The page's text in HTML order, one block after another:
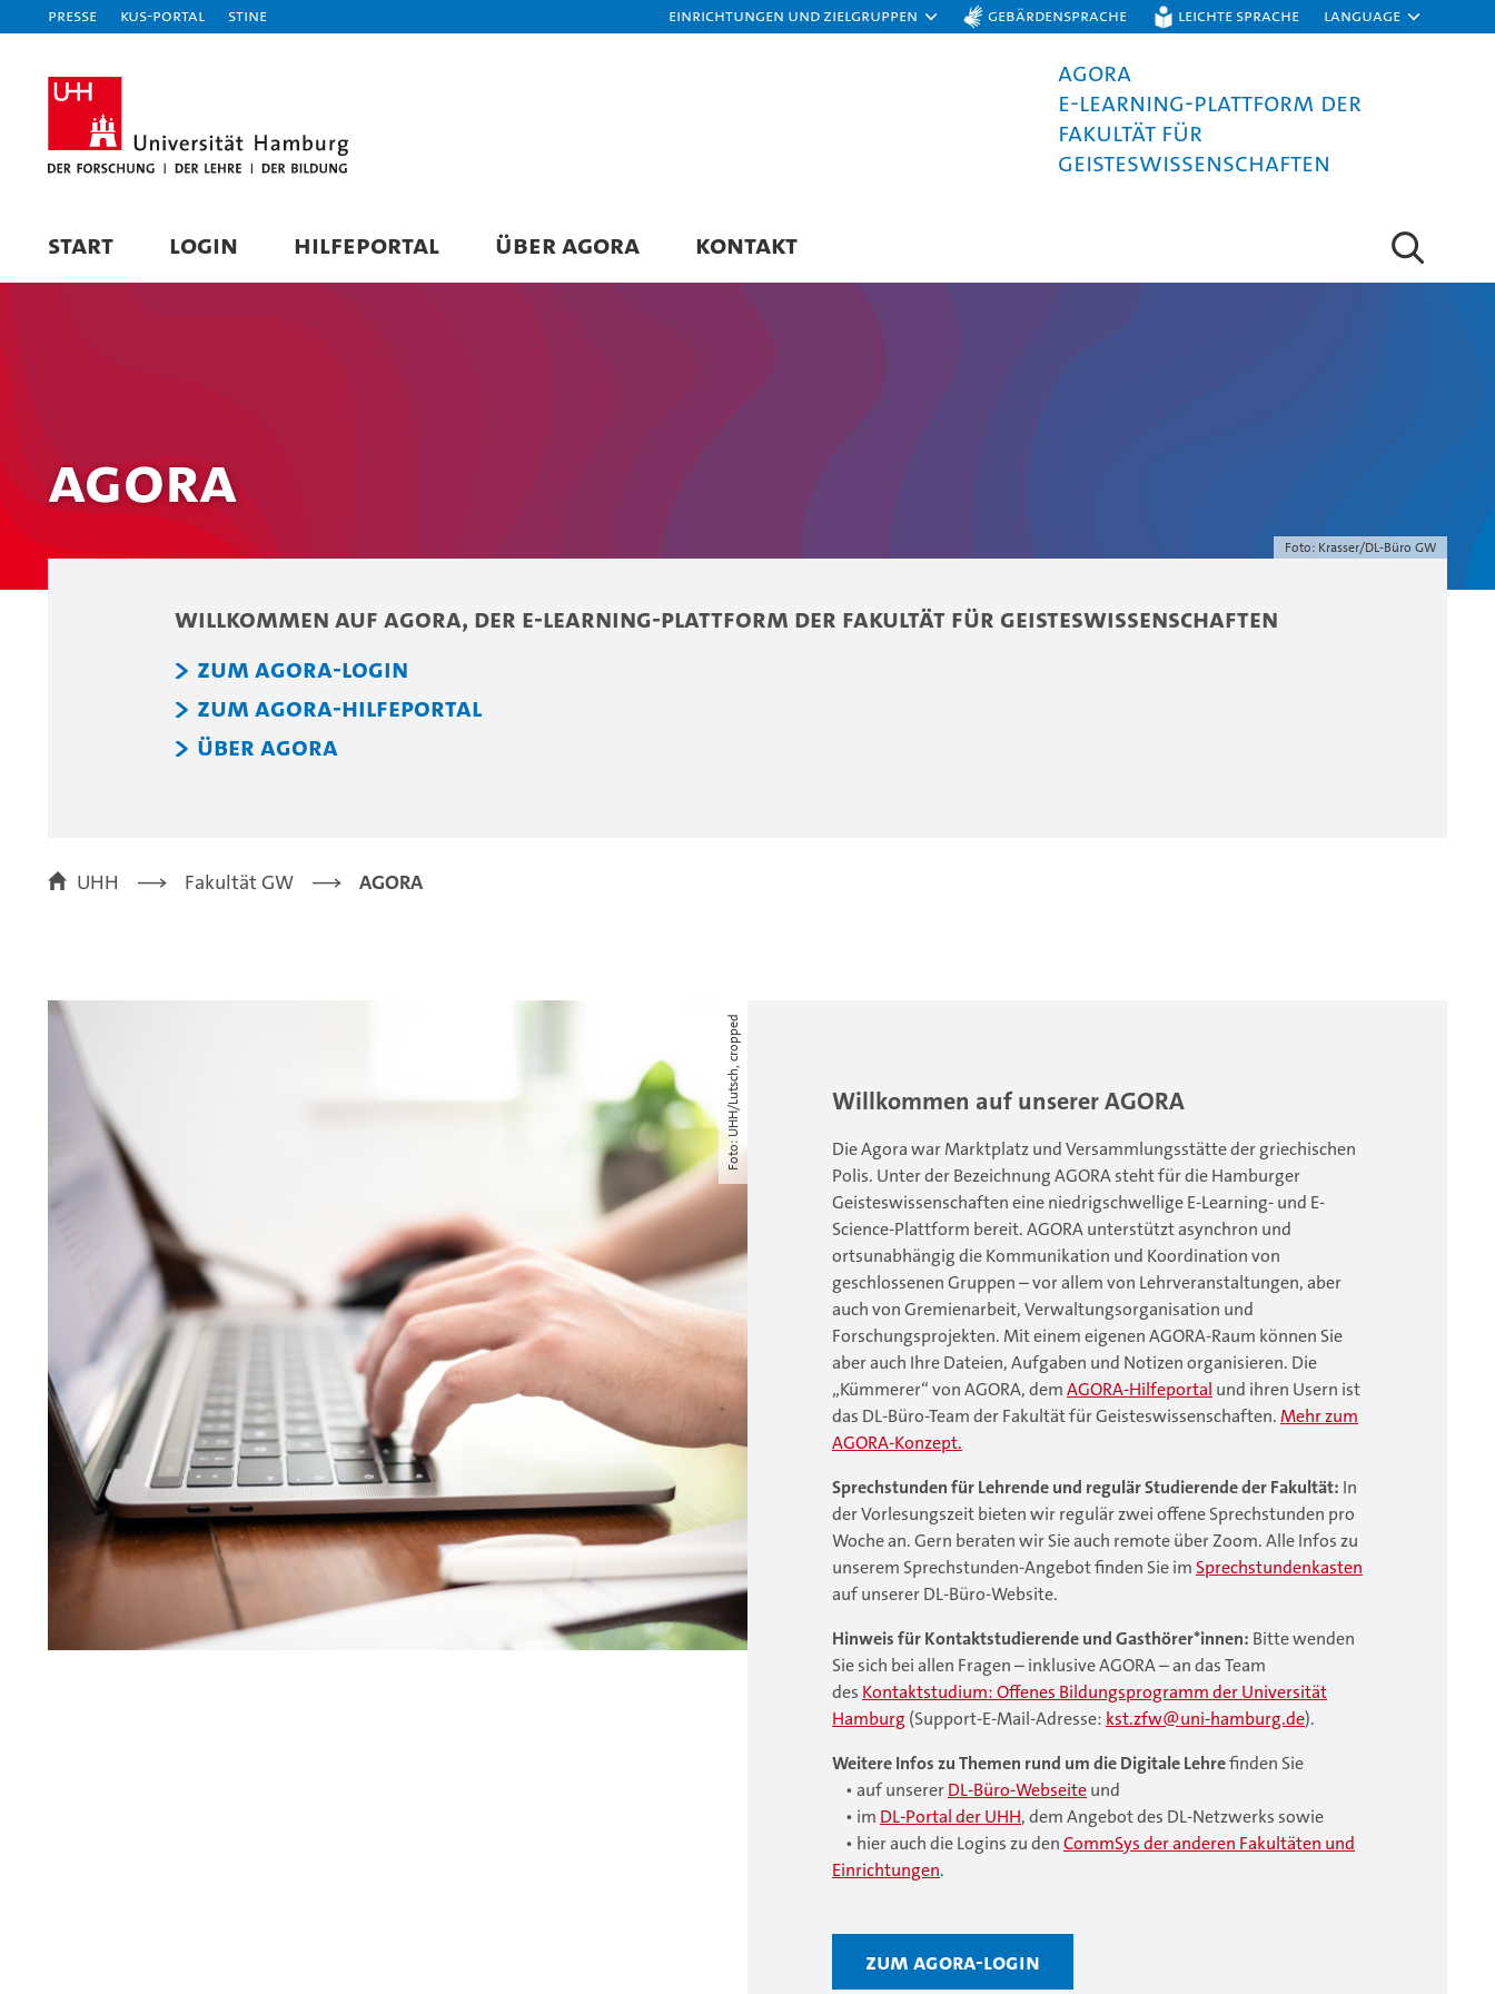
Presse KUS-Portal STiNE Einrichtungen und Zielgruppen Gebärdensprache Leichte Sprache Language
AGORA
E-Learning-Plattform der
Fakultät für
Geisteswissenschaften
START LOGIN HILFEPORTAL ÜBER AGORA KONTAKT
Foto: Krasser/DL-Büro GW
AGORA
Willkommen auf AGORA, der E-Learning-Plattform der Fakultät für Geisteswissenschaften
Zum AGORA-Login
Zum AGORA-Hilfeportal
Über AGORA
UHH Fakultät GW AGORA
Foto: UHH/Lutsch, cropped Willkommen auf unserer AGORA
Die Agora war Marktplatz und Versammlungsstätte der griechischen
Polis. Unter der Bezeichnung AGORA steht für die Hamburger
Geisteswissenschaften eine niedrigschwellige E-Learning- und E-
Science-Plattform bereit. AGORA unterstützt asynchron und
ortsunabhängig die Kommunikation und Koordination von
geschlossenen Gruppen – vor allem von Lehrveranstaltungen, aber
auch von Gremienarbeit, Verwaltungsorganisation und
Forschungsprojekten. Mit einem eigenen AGORA-Raum können Sie
aber auch Ihre Dateien, Aufgaben und Notizen organisieren. Die
„Kümmerer“ von AGORA, demAGORA-Hilfeportal und ihren Usern ist
das DL-Büro-Team der Fakultät für Geisteswissenschaften.Mehr zum
AGORA-Konzept.
Sprechstunden für Lehrende und regulär Studierende der Fakultät: In
der Vorlesungszeit bieten wir regulär zwei offene Sprechstunden pro
Woche an. Gern beraten wir Sie auch remote über Zoom. Alle Infos zu
unserem Sprechstunden-Angebot finden Sie im Sprechstundenkasten
auf unserer DL-Büro-Website.
Hinweis für Kontaktstudierende und Gasthörer*innen: Bitte wenden
Sie sich bei allen Fragen – inklusive AGORA – an das Team
des Kontaktstudium: Offenes Bildungsprogramm der Universität
Hamburg (Support-E-Mail-Adresse: kst.zfw uni-hamburg.de).
Weitere Infos zu Themen rund um die Digitale Lehrefinden Sie
• auf unsererDL-Büro-Webseiteund
• im DL-Portal der UHH, dem Angebot des DL-Netzwerks sowie
• hier auch die Logins zu denCommSys der anderen Fakultäten und
Einrichtungen.
Zum AGORA-Login